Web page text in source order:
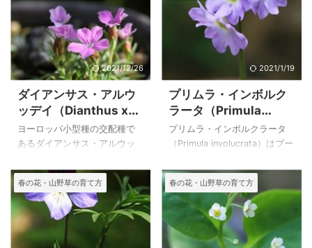
2021/12/26
ダイアンサス・アルウ
ッデイ（Dianthus x
Allwoodii）の育て方
ヨーロッパ小型種の交配種で
あるダイアンサス・アルウッ
は、とても小さなダイアンサ
スで、鉢植えにぴったりの花
です。 ダイアンサスは種類も
多く、花期が長いことから日
本でも好まれて栽培している
ので、種類も多く様々な花色
2021/1/19
プリムラ・インボルク
ラータ（Primula
involucrata）の育て方
プリムラ・インボルクラータ
（Primula involucrata）はブー
ヒマラヤ山脈）の３０００～
４５００mの高層湿原で見られ
るようです。また、プリム
ラ・ムンロイ（Primula
munroi）と同義語と書いてあ
るのも見かけるので、難しい
春の花・山野草の育て方 春の花・山野草の育て方